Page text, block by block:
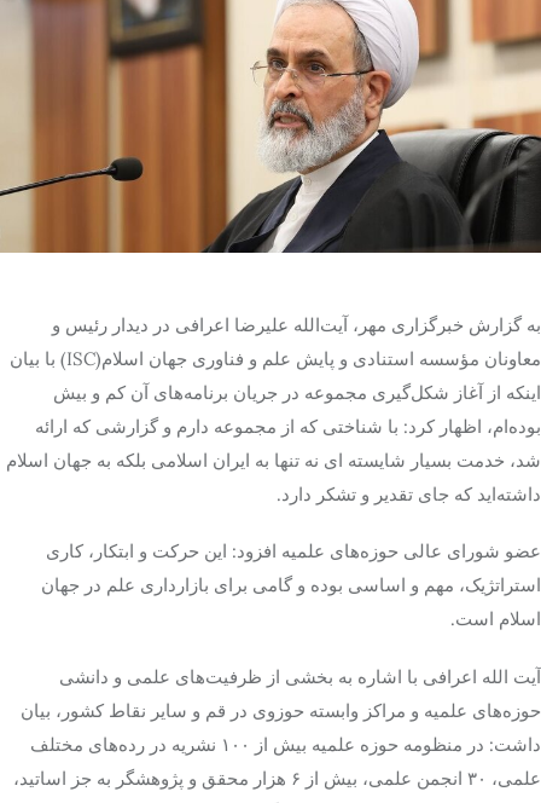
تک کده
پایگاه خبری آبان
خرید موتور ایمپلنت
به گزارش خبرگزاری مهر، آیت‌الله علیرضا اعرافی در دیدار رئیس و
معاونان مؤسسه استنادی و پایش علم و فناوری جهان اسلام(ISC) با بیان
اینکه از آغاز شکل‌گیری مجموعه در جریان برنامه‌های آن کم و بیش
بوده‌ام، اظهار کرد: با شناختی که از مجموعه دارم و گزارشی که ارائه
شد، خدمت بسیار شایسته ای نه تنها به ایران اسلامی بلکه به جهان اسلام
داشته‌اید که جای تقدیر و تشکر دارد.
عضو شورای عالی حوزه‌های علمیه افزود: این حرکت و ابتکار، کاری
استراتژیک، مهم و اساسی بوده و گامی برای بازارداری علم در جهان
اسلام است.
آیت الله اعرافی با اشاره به بخشی از ظرفیت‌های علمی و دانشی
حوزه‌های علمیه و مراکز وابسته حوزوی در قم و سایر نقاط کشور، بیان
داشت: در منظومه حوزه علمیه بیش از ۱۰۰ نشریه در رده‌های مختلف
علمی، ۳۰ انجمن علمی، بیش از ۶ هزار محقق و پژوهشگر به جز اساتید،